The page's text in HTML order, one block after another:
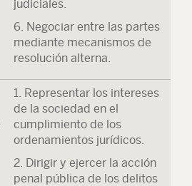
judiciales.
6. Negociar entre las partes
mediante mecanismos de
resolución alterna.
1. Representar los intereses
de la sociedad en el
cumplimiento de los
ordenamientos jurídicos.
2. Dirigir y ejercer la acción
penal pública de los delitos